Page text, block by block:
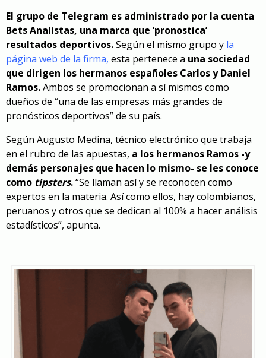
El grupo de Telegram es administrado por la cuenta
Bets Analistas, una marca que ‘pronostica’
resultados deportivos.Según el mismo grupo y la
página web de la firma, esta pertenece a una sociedad
que dirigen los hermanos españoles Carlos y Daniel
Ramos.Ambos se promocionan a sí mismos como
dueños de “una de las empresas más grandes de
pronósticos deportivos”de su país.
Según Augusto Medina, técnico electrónico que trabaja
en el rubro de las apuestas, a los hermanos Ramos -y
demás personajes que hacen lo mismo- se les conoce
como tipsters.“Se llaman así y se reconocen como
expertos en la materia. Así como ellos, hay colombianos,
peruanos y otros que se dedican al 100% a hacer análisis
estadísticos”, apunta.